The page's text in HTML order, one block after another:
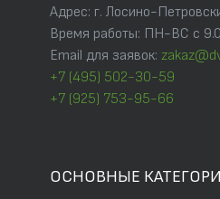
Адрес: г. Лосино-
Время работы: ПН-ВС с
Email для заявок:
+7 (495) 502-30-59
+7 (925) 753-95-66
ОСНОВНЫЕ